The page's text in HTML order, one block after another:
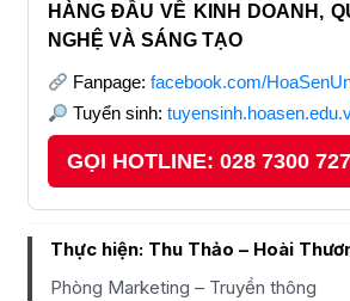
HÀNG ĐẦU VỀ KINH DOANH,
NGHỆ VÀ SÁNG TẠO
Fanpage: facebook.com/
Tuyển sinh:
GỌI HOTLINE: 028 7300
Thực hiện: Thu Thảo – Hoài
Phòng Marketing – Truyền thông